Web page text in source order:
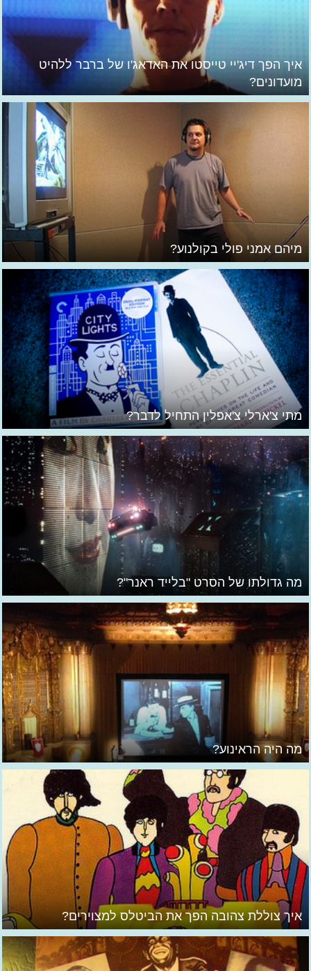
איך הפך דיג'יי טייסטו את האדאג'ו של ברבר ללהיט
מועדונים?
מיהם אמני פולי בקולנוע?
מתי צ'ארלי צ'אפלין התחיל לדבר?
מה גדולתו של הסרט "בלייד ראנר"?
מה היה הראינוע?
איך צוללת צהובה הפך את הביטלס למצוירים?